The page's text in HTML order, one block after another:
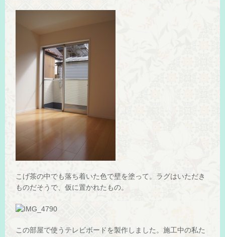
こげ茶の中でも落ち着いた色で壁を塗って。ラグはいただき
ものだそうで、仮に置かれたもの。
この部屋で使うテレビボードを製作しました。施工中の私た